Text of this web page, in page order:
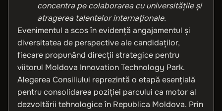
concentra pe colaborarea cu universitățile și
atragerea talentelor internaționale.
Evenimentul a scos în evidență angajamentul și
diversitatea de perspective ale candidaților,
fiecare propunând direcții strategice pentru
viitorul Moldova Innovation Technology Park.
Alegerea Consiliului reprezintă o etapă esențială
pentru consolidarea poziției parcului ca motor al
dezvoltării tehnologice în Republica Moldova. Prin